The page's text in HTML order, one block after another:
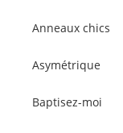
Anneaux chics
Asymétrique
Baptisez-moi